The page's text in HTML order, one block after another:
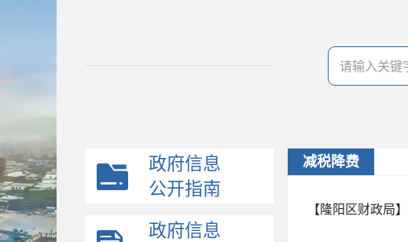
政府信息
公开指南
政府信息
减税降费
【隆阳区财政局】